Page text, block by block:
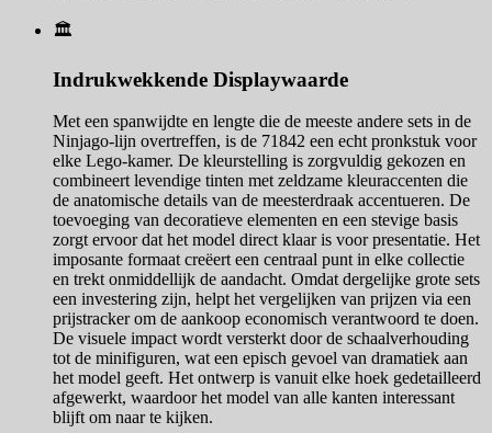
🏛️
Indrukwekkende Displaywaarde
Met een spanwijdte en lengte die de meeste andere sets in de
Ninjago-lijn overtreffen, is de 71842 een echt pronkstuk voor
elke Lego-kamer. De kleurstelling is zorgvuldig gekozen en
combineert levendige tinten met zeldzame kleuraccenten die
de anatomische details van de meesterdraak accentueren. De
toevoeging van decoratieve elementen en een stevige basis
zorgt ervoor dat het model direct klaar is voor presentatie. Het
imposante formaat creëert een centraal punt in elke collectie
en trekt onmiddellijk de aandacht. Omdat dergelijke grote sets
een investering zijn, helpt het vergelijken van prijzen via een
prijstracker om de aankoop economisch verantwoord te doen.
De visuele impact wordt versterkt door de schaalverhouding
tot de minifiguren, wat een episch gevoel van dramatiek aan
het model geeft. Het ontwerp is vanuit elke hoek gedetailleerd
afgewerkt, waardoor het model van alle kanten interessant
blijft om naar te kijken.